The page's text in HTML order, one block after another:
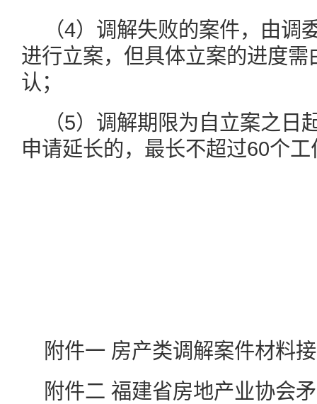
（4）调解失败的案件，由调
进行立案，但具体立案的进度
认；
（5）调解期限为自立案之日
申请延长的，最长不超过60个工
附件一 房产类调解案件材料
附件二 福建省房地产业协会